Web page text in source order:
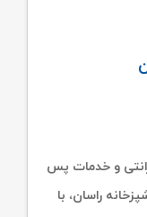
شامل ۵ سال گارانتی و خدمات پس
راسان، با